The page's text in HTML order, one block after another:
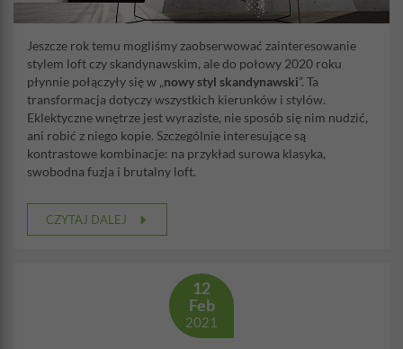
Jeszcze rok temu mogliśmy zaobserwować zainteresowanie
stylem loft czy skandynawskim, ale do połowy 2020 roku
płynnie połączyły się w „nowy styl skandynawski”. Ta
transformacja dotyczy wszystkich kierunków i stylów.
Eklektyczne wnętrze jest wyraziste, nie sposób się nim nudzić,
ani robić z niego kopie. Szczególnie interesujące są
kontrastowe kombinacje: na przykład surowa klasyka,
swobodna fuzja i brutalny loft.
CZYTAJ DALEJ
12
Feb
2021